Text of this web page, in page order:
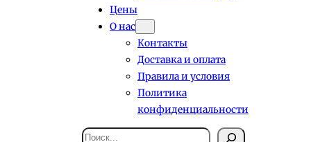
Цены
О нас
Контакты
Доставка и оплата
Правила и условия
Политика
конфиденциальности
Поиск